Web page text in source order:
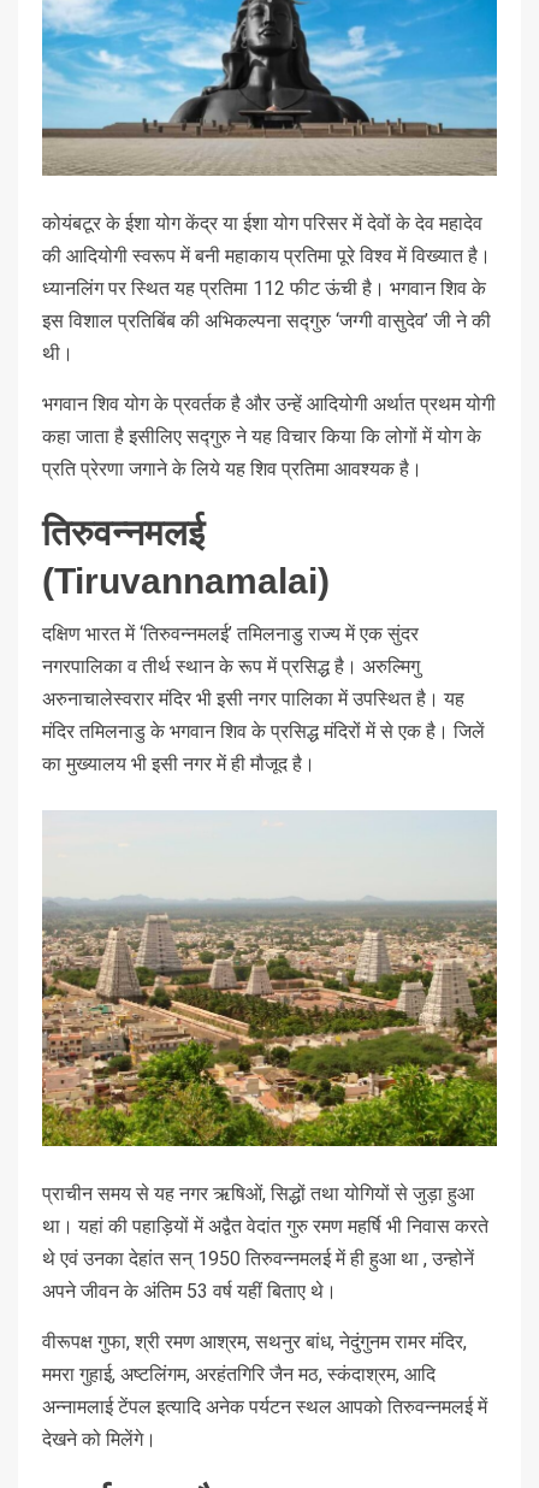
कोयंबटूर के ईशा योग केंद्र या ईशा योग परिसर में देवों के देव महादेव
की आदियोगी स्वरूप में बनी महाकाय प्रतिमा पूरे विश्व में विख्यात है।
ध्यानलिंग पर स्थित यह प्रतिमा 112 फीट ऊंची है। भगवान शिव के
इस विशाल प्रतिबिंब की अभिकल्पना सद्गुरु ‘जग्गी वासुदेव’ जी ने की
थी।
भगवान शिव योग के प्रवर्तक है और उन्हें आदियोगी अर्थात प्रथम योगी
कहा जाता है इसीलिए सद्गुरु ने यह विचार किया कि लोगों में योग के
प्रति प्रेरणा जगाने के लिये यह शिव प्रतिमा आवश्यक है।
तिरुवन्नमलई
(Tiruvannamalai)
दक्षिण भारत में ‘तिरुवन्नमलई’ तमिलनाडु राज्य में एक सुंदर
नगरपालिका व तीर्थ स्थान के रूप में प्रसिद्ध है। अरुल्मिगु
अरुनाचालेस्वरार मंदिर भी इसी नगर पालिका में उपस्थित है। यह
मंदिर तमिलनाडु के भगवान शिव के प्रसिद्ध मंदिरों में से एक है। जिलें
का मुख्यालय भी इसी नगर में ही मौजूद है।
प्राचीन समय से यह नगर ऋषिओं, सिद्धों तथा योगियों से जुड़ा हुआ
था। यहां की पहाड़ियों में अद्वैत वेदांत गुरु रमण महर्षि भी निवास करते
थे एवं उनका देहांत सन् 1950 तिरुवन्नमलई में ही हुआ था , उन्होनें
अपने जीवन के अंतिम 53 वर्ष यहीं बिताए थे।
वीरूपक्ष गुफा, श्री रमण आश्रम, सथनुर बांध, नेदुंगुनम रामर मंदिर,
ममरा गुहाई, अष्टलिंगम, अरहंतगिरि जैन मठ, स्कंदाश्रम, आदि
अन्नामलाई टेंपल इत्यादि अनेक पर्यटन स्थल आपको तिरुवन्नमलई में
देखने को मिलेंगे।